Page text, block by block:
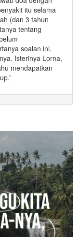
itu selama
(dan 3 tahun
tentang
soalan ini,
Isterinya Lorna,
mendapatkan